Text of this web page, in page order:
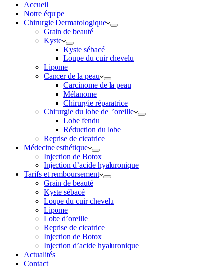
Accueil
Notre équipe
Chirurgie Dermatologique
Grain de beauté
Kyste
Kyste sébacé
Loupe du cuir chevelu
Lipome
Cancer de la peau
Carcinome de la peau
Mélanome
Chirurgie réparatrice
Chirurgie du lobe de l’oreille
Lobe fendu
Réduction du lobe
Reprise de cicatrice
Médecine esthétique
Injection de Botox
Injection d’acide hyaluronique
Tarifs et remboursement
Grain de beauté
Kyste sébacé
Loupe du cuir chevelu
Lipome
Lobe d’oreille
Reprise de cicatrice
Injection de Botox
Injection d’acide hyaluronique
Actualités
Contact